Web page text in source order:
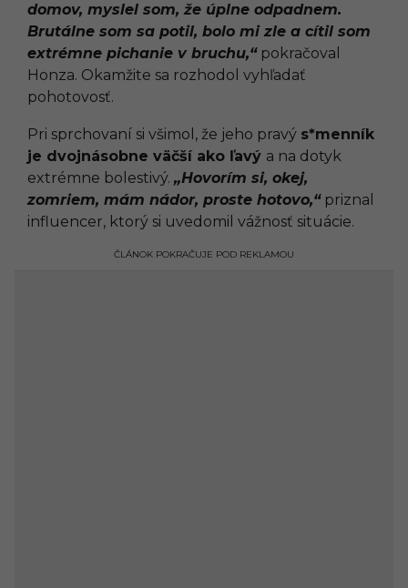
domov, myslel som, že úplne odpadnem.
Brutálne som sa potil, bolo mi zle a cítil som
extrémne pichanie v bruchu,“pokračoval
Honza. Okamžite sa rozhodol vyhľadať
pohotovosť.
Pri sprchovaní si všimol, že jeho pravý s*menník
je dvojnásobne väčší ako ľavý a na dotyk
extrémne bolestivý. „Hovorím si, okej,
zomriem, mám nádor, proste hotovo,“priznal
influencer, ktorý si uvedomil vážnosť situácie.
ČLÁNOK POKRAČUJE POD REKLAMOU